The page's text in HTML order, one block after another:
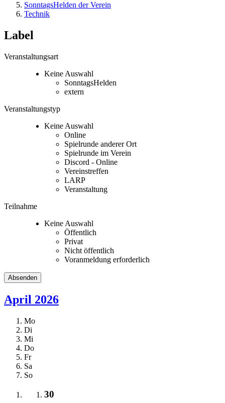
SonntagsHelden der Verein
Technik
Label
Veranstaltungsart
Keine Auswahl
SonntagsHelden
extern
Veranstaltungstyp
Keine Auswahl
Online
Spielrunde anderer Ort
Spielrunde im Verein
Discord - Online
Vereinstreffen
LARP
Veranstaltung
Teilnahme
Keine Auswahl
Öffentlich
Privat
Nicht öffentlich
Voranmeldung erforderlich
April 2026
Mo
Di
Mi
Do
Fr
Sa
So
30